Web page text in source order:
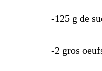
-125 g de
-2 gros